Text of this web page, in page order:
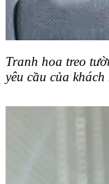
Tranh hoa treo
yêu cầu của